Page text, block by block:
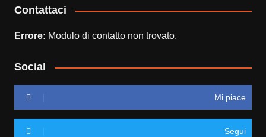
Contattaci
Errore: Modulo di contatto non trovato.
Social
Mi piace
Segui